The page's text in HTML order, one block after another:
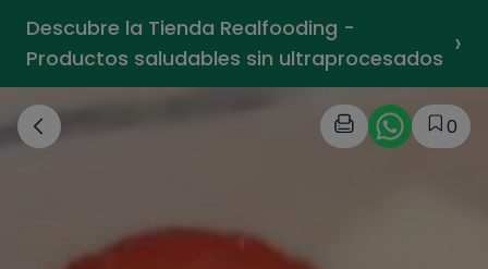
Descubre la Tienda Realfooding -
Productos saludables sin ultraprocesados ›
0